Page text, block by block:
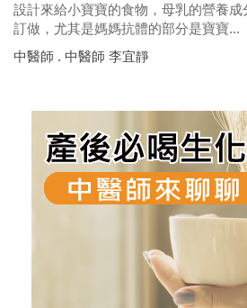
設計來給小寶寶的食物，母乳的營養
訂做，尤其是媽媽抗體的部分是寶寶...
中醫師 . 中醫師 李宜靜